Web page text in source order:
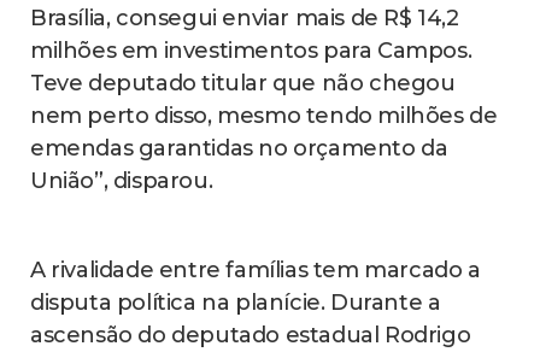
Brasília, consegui enviar mais de R$ 14,2
milhões em investimentos para Campos.
Teve deputado titular que não chegou
nem perto disso, mesmo tendo milhões de
emendas garantidas no orçamento da
União”, disparou.
A rivalidade entre famílias tem marcado a
disputa política na planície. Durante a
ascensão do deputado estadual Rodrigo